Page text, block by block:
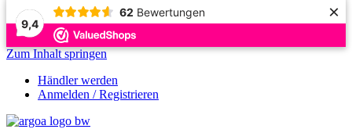
9,4
62 Bewertungen ×
Zum Inhalt springen
Händler werden
Anmelden / Registrieren